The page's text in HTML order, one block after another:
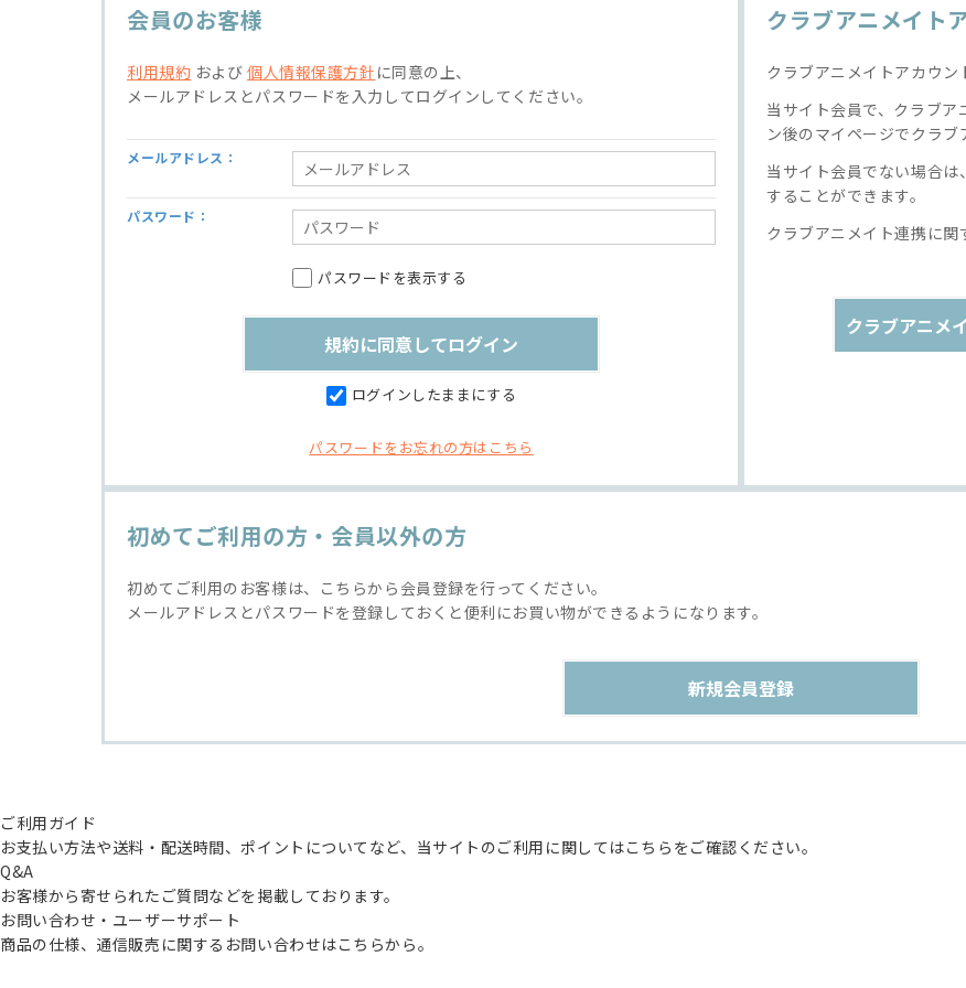
会員のお客様
利用規約 および個人情報保護方針 に同意の上、
メールアドレスとパスワードを入力してログインしてください。
メールアドレス：
パスワード：
パスワードを表示する
ログインしたままにする
パスワードをお忘れの方はこちら
クラブアニメイト
クラブアニメイトアカウン
当サイト会員で、クラブ
ン後のマイページでクラブ
当サイト会員でない場合
することができます。
クラブアニメイト連携に
クラブアニメ
初めてご利用の方・会員以外の方
初めてご利用のお客様は、こちらから会員登録を行ってください。
メールアドレスとパスワードを登録しておくと便利にお買い物ができるようになります。
ご利用ガイド
お支払い方法や送料・配送時間、ポイントについてなど、当サイトのご利用に関してはこちらをご確認ください。
Q&A
お客様から寄せられたご質問などを掲載しております。
お問い合わせ・ユーザーサポート
商品の仕様、通信販売に関するお問い合わせはこちらから。